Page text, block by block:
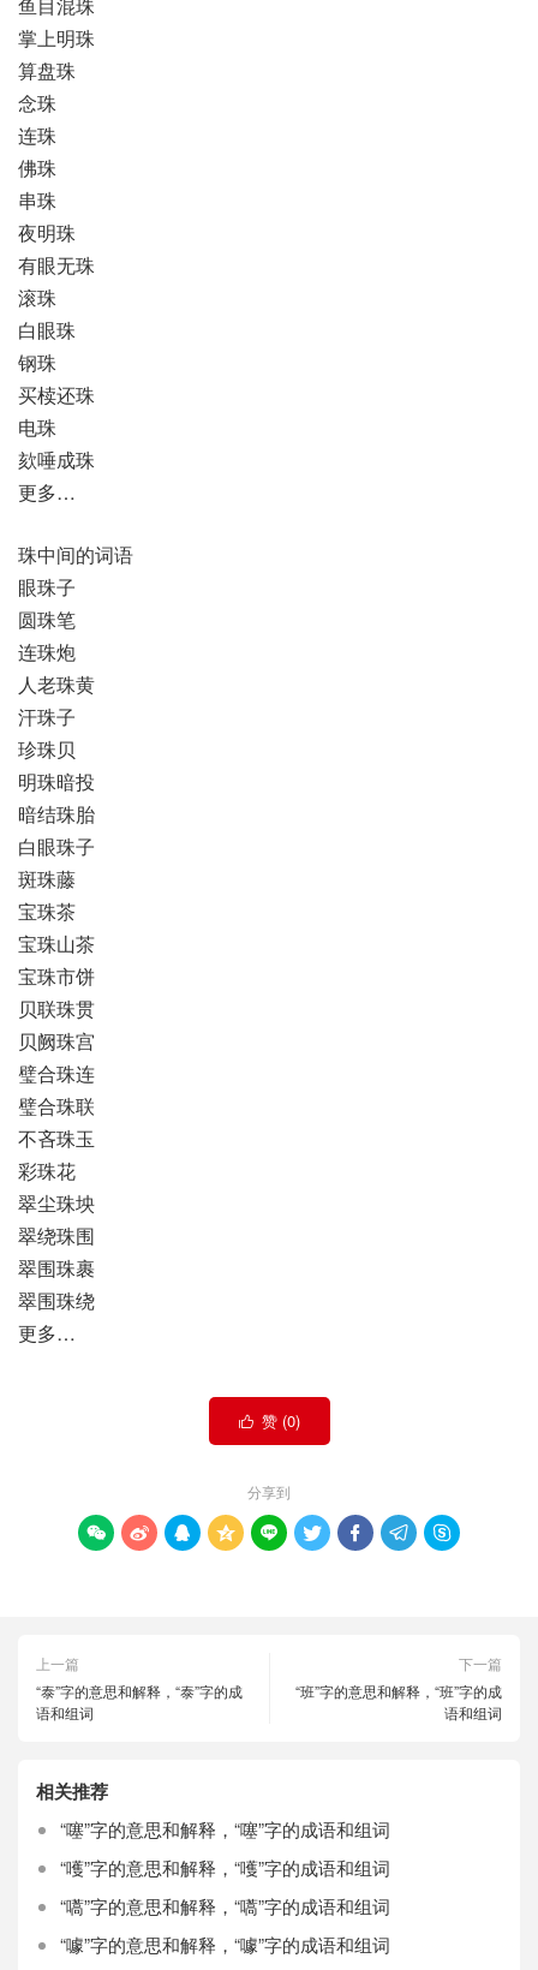
掌上明珠
算盘珠
念珠
连珠
佛珠
串珠
夜明珠
有眼无珠
滚珠
白眼珠
钢珠
买椟还珠
电珠
欬唾成珠
更多…
珠中间的词语
眼珠子
圆珠笔
连珠炮
人老珠黄
汗珠子
珍珠贝
明珠暗投
暗结珠胎
白眼珠子
斑珠藤
宝珠茶
宝珠山茶
宝珠市饼
贝联珠贯
贝阙珠宫
璧合珠连
璧合珠联
不吝珠玉
彩珠花
翠尘珠坱
翠绕珠围
翠围珠裹
翠围珠绕
更多…
 赞 (0)
分享到
        
上一篇
“泰”字的意思和解释，“泰”字的成
语和组词
下一篇
“班”字的意思和解释，“班”字的成
语和组词
相关推荐
“噻”字的意思和解释，“噻”字的成语和组词
“嚄”字的意思和解释，“嚄”字的成语和组词
“嚆”字的意思和解释，“嚆”字的成语和组词
“噱”字的意思和解释，“噱”字的成语和组词